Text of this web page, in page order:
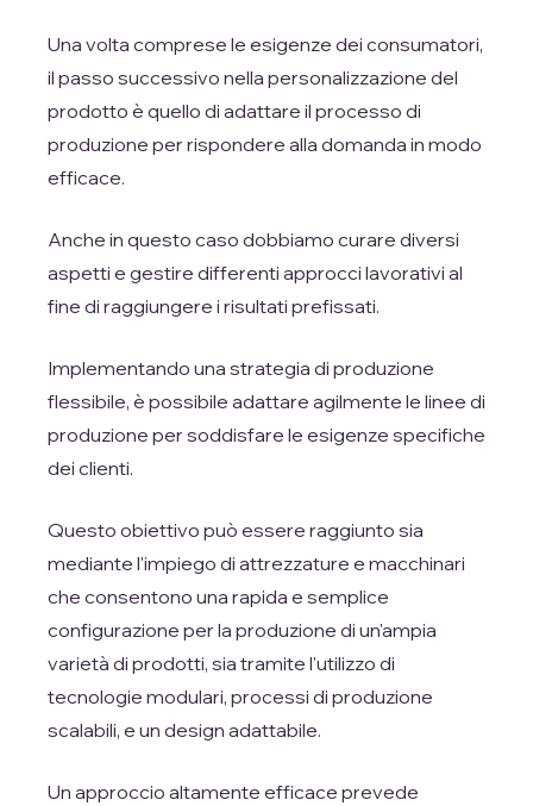
Una volta comprese le esigenze dei consumatori,
il passo successivo nella personalizzazione del
prodotto è quello di adattare il processo di
produzione per rispondere alla domanda in modo
efficace.
Anche in questo caso dobbiamo curare diversi
aspetti e gestire differenti approcci lavorativi al
fine di raggiungere i risultati prefissati.
Implementando una strategia di produzione
flessibile, è possibile adattare agilmente le linee di
produzione per soddisfare le esigenze specifiche
dei clienti.
Questo obiettivo può essere raggiunto sia
mediante l'impiego di attrezzature e macchinari
che consentono una rapida e semplice
configurazione per la produzione di un'ampia
varietà di prodotti, sia tramite l'utilizzo di
tecnologie modulari, processi di produzione
scalabili, e un design adattabile.
Un approccio altamente efficace prevede